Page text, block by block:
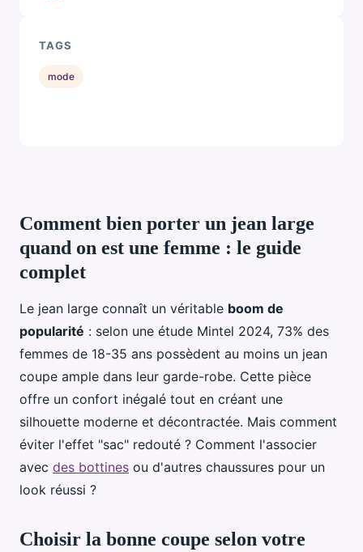
Comment bien porter un jean large
quand on est une femme : le guide
complet
Le jean large connaît un véritable boom de
popularité : selon une étude Mintel 2024, 73% des
femmes de 18-35 ans possèdent au moins un jean
coupe ample dans leur garde-robe. Cette pièce
offre un confort inégalé tout en créant une
silhouette moderne et décontractée. Mais comment
éviter l'effet "sac" redouté ? Comment l'associer
avec des bottines ou d'autres chaussures pour un
look réussi ?
Choisir la bonne coupe selon votre
TAGS
mode